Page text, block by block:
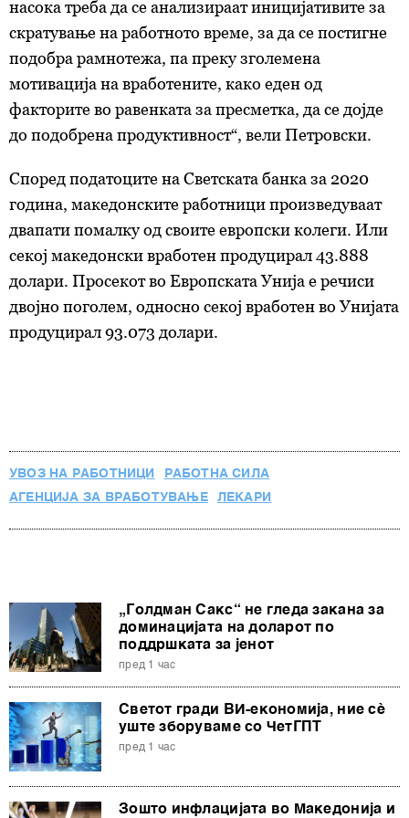
насока треба да се анализираат иницијативите за
скратување на работното време, за да се постигне
подобра рамнотежа, па преку зголемена
мотивација на вработените, како еден од
факторите во равенката за пресметка, да се дојде
до подобрена продуктивност“, вели Петровски.
Според податоците на Светската банка за 2020
година, македонските работници произведуваат
двапати помалку од своите европски колеги. Или
секој македонски вработен продуцирал 43.888
долари. Просекот во Европската Унија е речиси
двојно поголем, односно секој вработен во Унијата
продуцирал 93.073 долари.
УВОЗ НА РАБОТНИЦИ
РАБОТНА СИЛА
АГЕНЦИЈА ЗА ВРАБОТУВАЊЕ
ЛЕКАРИ
„Голдман Сакс“ не гледа закана за
доминацијата на доларот по
поддршката за јенот
пред 1 час
Светот гради ВИ-економија, ние сè
уште зборуваме со ЧетГПТ
пред 1 час
Зошто инфлацијата во Македонија и